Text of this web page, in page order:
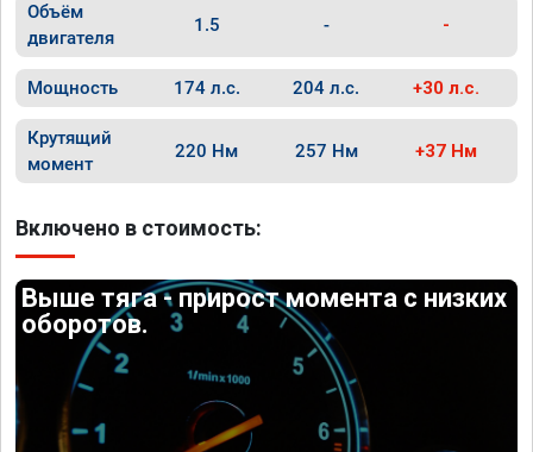
Объём
двигателя
1.5 - -
Мощность 174 л.с. 204 л.с. +30 л.с.
Крутящий
момент
220 Нм 257 Нм +37 Нм
Включено в стоимость:
Выше тяга - прирост момента с низких
оборотов.